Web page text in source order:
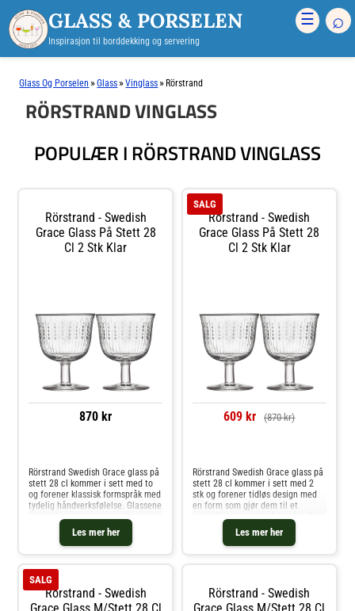
GLASS & PORSELEN
Inspirasjon til borddekking og servering
☰ ⌕
Glass Og Porselen »Glass »Vinglass » Rörstrand
RÖRSTRAND VINGLASS
POPULÆR I RÖRSTRAND VINGLASS
Rörstrand - Swedish
Grace Glass På Stett 28
Cl 2 Stk Klar
870 kr
Les mer her
Rörstrand Swedish Grace glass på
stett 28 cl kommer i sett med to
og forener klassisk formspråk med
tydelig håndverksfølelse. Glassene
vakkert relieffmønster som fanger
lyset og gir en raffinert detalj til
borddekkin
Rörstrand - Swedish
Grace Glass På Stett 28
Cl 2 Stk Klar
SALG
609 kr (870 kr)
Les mer her
Rörstrand Swedish Grace glass på
stett 28 cl kommer i sett med 2
stk og forener tidløs design med
en form som gjør dem til et
klare glasset er dekorert med et
vakkert relieffmønster, og den
løftede silhuetten gir gla
Rörstrand - Swedish
SALG
Rörstrand - Swedish